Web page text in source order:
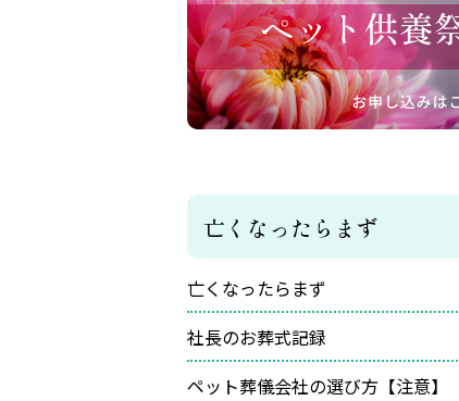
亡くなったらまず
亡くなったらまず
社長のお葬式記録
ペット葬儀会社の選び方【注意】